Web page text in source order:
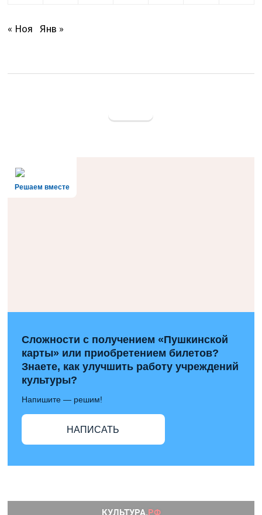
« Ноя Янв »
Решаем вместе
Сложности с получением «Пушкинской
карты» или приобретением билетов?
Знаете, как улучшить работу учреждений
культуры?
Напишите — решим!
НАПИСАТЬ